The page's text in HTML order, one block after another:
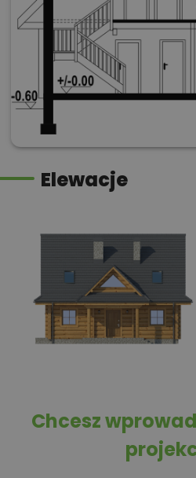
Elewacje
Chcesz